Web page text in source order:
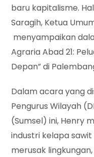
baru kapitalisme.
Saragih, Ketua
menyampaikan
Agraria Abad 21:
Depan” di
Dalam acara yang
Pengurus Wilayah
(Sumsel) ini, Henry
industri kelapa
merusak